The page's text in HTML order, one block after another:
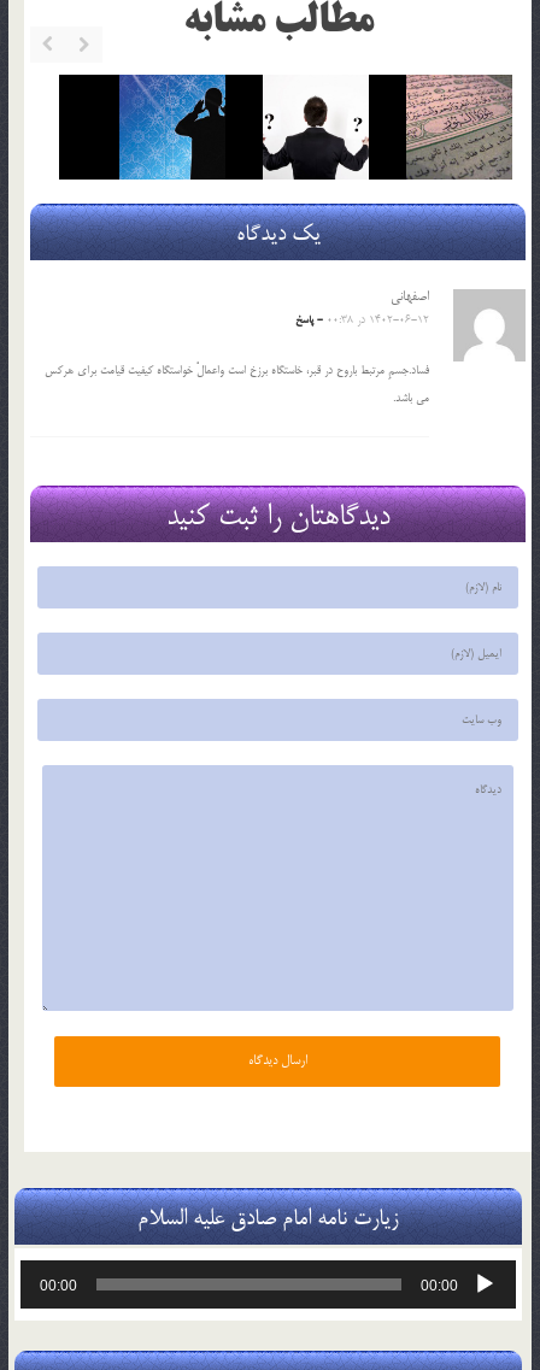
مطالب مشابه
یک دیدگاه
اصفهانی
1402-06-12 در 00:38 - پاسخ
فساد.جسمِ مرتبط باروح در قبر، خاستگاه برزخ است واعمالْ خواستگاه کیفیت قیامت برای هرکس
می باشد.
دیدگاهتان را ثبت کنید
زیارت نامه امام صادق علیه السلام
پخش‌کننده
00:00
00:00